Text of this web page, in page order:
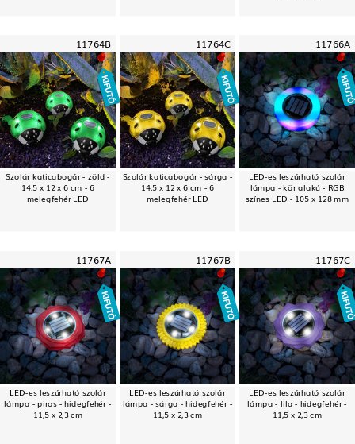
11764B
Szolár katicabogár - zöld -
14,5 x 12 x 6 cm - 6
melegfehér LED
11764C
Szolár katicabogár - sárga -
14,5 x 12 x 6 cm - 6
melegfehér LED
11766A
LED-es leszúrható szolár
lámpa - kör alakú - RGB
színes LED - 105 x 128 mm
11767A
LED-es leszúrható szolár
lámpa - piros - hidegfehér -
11,5 x 2,3 cm
11767B
LED-es leszúrható szolár
lámpa - sárga - hidegfehér -
11,5 x 2,3 cm
11767C
LED-es leszúrható szolár
lámpa - lila - hidegfehér -
11,5 x 2,3 cm